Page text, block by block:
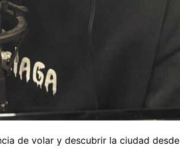
de volar y descubrir la ciudad desde